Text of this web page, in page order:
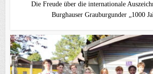
Die Freude über die internationale
Burghauser Grauburgunder „1000